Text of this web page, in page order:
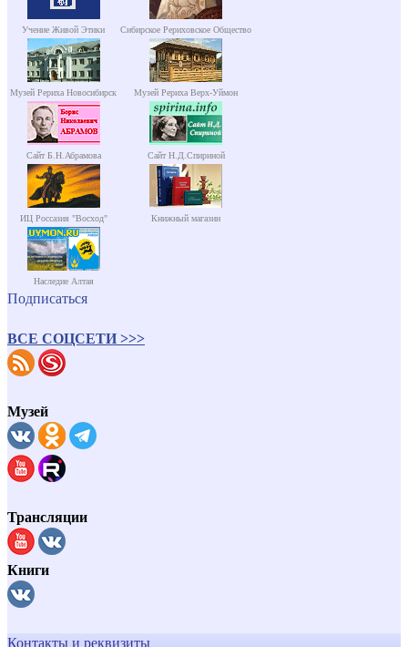
Учение Живой Этики Сибирское Рериховское Общество
Музей Рериха Новосибирск Музей Рериха Верх-Уймон
Сайт Б.Н.Абрамова Сайт Н.Д.Спириной
ИЦ Россазия "Восход" Книжный магазин
Наследие Алтая
Подписаться
ВСЕ СОЦСЕТИ >>>
Музей
Трансляции
Книги
Контакты и реквизиты